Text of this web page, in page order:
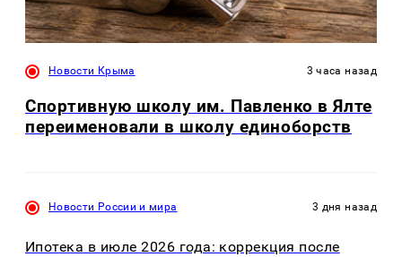
Новости Крыма 3 часа назад
Спортивную школу им. Павленко в Ялте
переименовали в школу единоборств
Новости России и мира 3 дня назад
Ипотека в июле 2026 года: коррекция после